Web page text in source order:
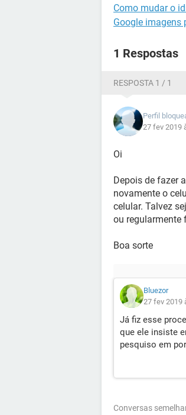
Como mudar o
Google imagens
1 Respostas
RESPOSTA 1 / 1
Perfil
27 fev 2019
Oi
Depois de fazer
novamente o
celular. Talvez
ou regularmente
Boa sorte
Bluezor
27 fev 2019
Já fiz esse
que ele insiste
pesquiso em
Conversas